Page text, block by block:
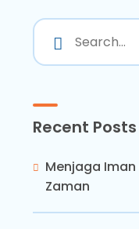
Recent Posts
Menjaga
Zaman